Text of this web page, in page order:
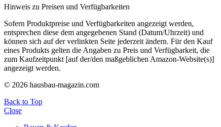
Hinweis zu Preisen und Verfügbarkeiten
Sofern Produktpreise und Verfügbarkeiten angezeigt werden,
entsprechen diese dem angegebenen Stand (Datum/Uhrzeit) und
können sich auf der verlinkten Seite jederzeit ändern. Für den Kauf
eines Produkts gelten die Angaben zu Preis und Verfügbarkeit, die
zum Kaufzeitpunkt [auf der/den maßgeblichen Amazon-Website(s)]
angezeigt werden.
© 2026 hausbau-magazin.com
Back to Top
Close